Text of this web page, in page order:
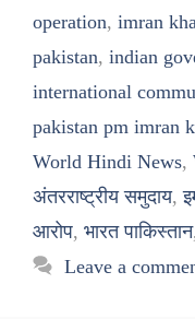
operation, imran
pakistan, indian
international
pakistan pm imran
World Hindi News,
अंतरराष्ट्रीय समुदाय,
आरोप, भारत पाकिस्तान
Leave a